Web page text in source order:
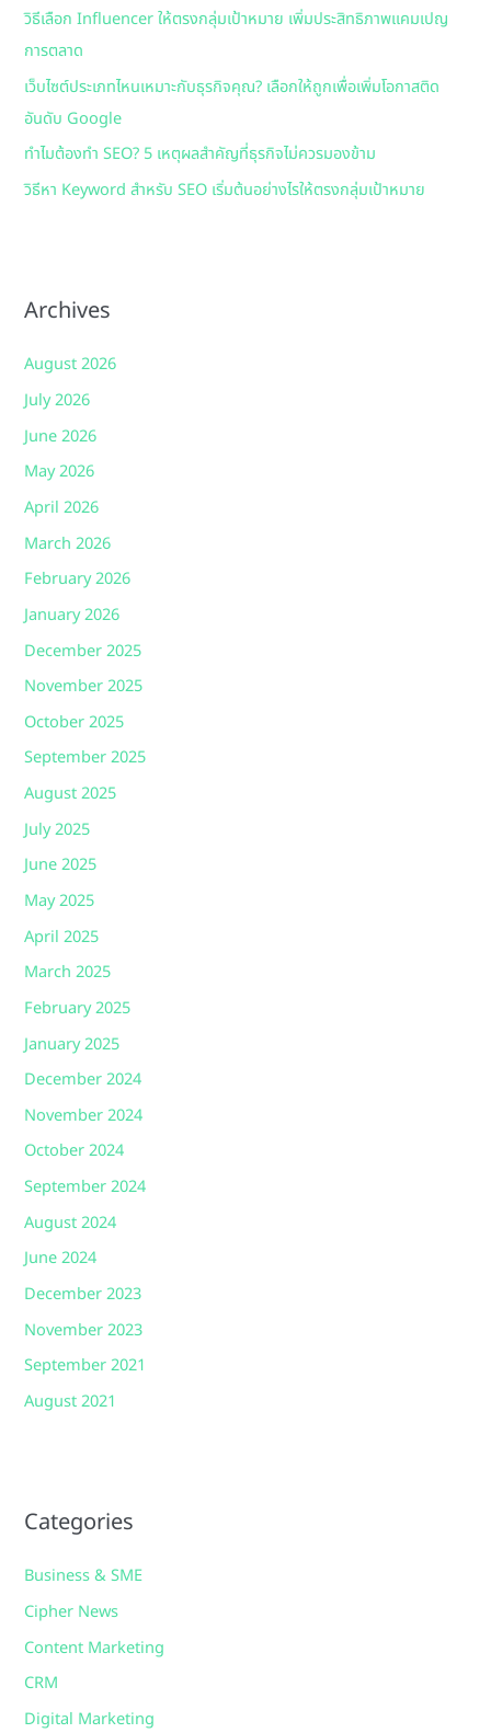
r
:
วิธีเลือก Influencer ให้ตรงกลุ่มเป้าหมาย เพิ่มประสิทธิภาพแคมเปญ
การตลาด
เว็บไซต์ประเภทไหนเหมาะกับธุรกิจคุณ? เลือกให้ถูกเพื่อเพิ่มโอกาสติด
อันดับ Google
ทำไมต้องทำ SEO? 5 เหตุผลสำคัญที่ธุรกิจไม่ควรมองข้าม
วิธีหา Keyword สำหรับ SEO เริ่มต้นอย่างไรให้ตรงกลุ่มเป้าหมาย
Archives
August 2026
July 2026
June 2026
May 2026
April 2026
March 2026
February 2026
January 2026
December 2025
November 2025
October 2025
September 2025
August 2025
July 2025
June 2025
May 2025
April 2025
March 2025
February 2025
January 2025
December 2024
November 2024
October 2024
September 2024
August 2024
June 2024
December 2023
November 2023
September 2021
August 2021
Categories
Business & SME
Cipher News
Content Marketing
CRM
Digital Marketing